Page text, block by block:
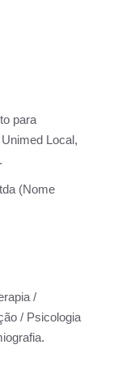
para
Unimed Local,
(Nome
/
/ Psicologia